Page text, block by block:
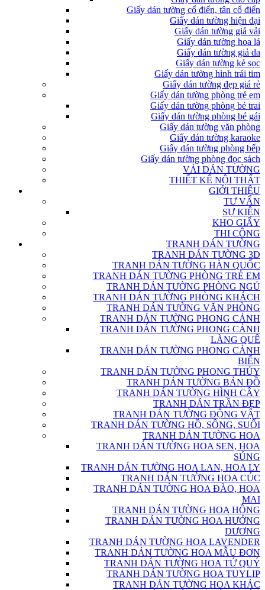
Giấy dán tường cổ điển, tân cổ điển
Giấy dán tường hiện đại
Giấy dán tường giả vải
Giấy dán tường hoa lá
Giấy dán tường giả da
Giấy dán tường kẻ sọc
Giấy dán tường hình trái tim
Giấy dán tường đẹp giá rẻ
Giấy dán tường phòng trẻ em
Giấy dán tường phòng bé trai
Giấy dán tường phòng bé gái
Giấy dán tường văn phòng
Giấy dán tường karaoke
Giấy dán tường phòng bếp
Giấy dán tường phòng đọc sách
VẢI DÁN TƯỜNG
THIẾT KẾ NỘI THẤT
GIỚI THIỆU
TƯ VẤN
SỰ KIỆN
KHO GIẤY
THI CÔNG
TRANH DÁN TƯỜNG
TRANH DÁN TƯỜNG 3D
TRANH DÁN TƯỜNG HÀN QUỐC
TRANH DÁN TƯỜNG PHÒNG TRẺ EM
TRANH DÁN TƯỜNG PHÒNG NGỦ
TRANH DÁN TƯỜNG PHÒNG KHÁCH
TRANH DÁN TƯỜNG VĂN PHÒNG
TRANH DÁN TƯỜNG PHONG CẢNH
TRANH DÁN TƯỜNG PHONG CẢNH
LÀNG QUÊ
TRANH DÁN TƯỜNG PHONG CẢNH
BIỂN
TRANH DÁN TƯỜNG PHONG THỦY
TRANH DÁN TƯỜNG BẢN ĐỒ
TRANH DÁN TƯỜNG HÌNH CÂY
TRANH DÁN TRẦN ĐẸP
TRANH DÁN TƯỜNG ĐỘNG VẬT
TRANH DÁN TƯỜNG HỒ, SÔNG, SUỐI
TRANH DÁN TƯỜNG HOA
TRANH DÁN TƯỜNG HOA SEN, HOA
SÚNG
TRANH DÁN TƯỜNG HOA LAN, HOA LY
TRANH DÁN TƯỜNG HOA CÚC
TRANH DÁN TƯỜNG HOA ĐÀO, HOA
MAI
TRANH DÁN TƯỜNG HOA HỒNG
TRANH DÁN TƯỜNG HOA HƯỚNG
DƯƠNG
TRANH DÁN TƯỜNG HOA LAVENDER
TRANH DÁN TƯỜNG HOA MẪU ĐƠN
TRANH DÁN TƯỜNG HOA TỨ QUÝ
TRANH DÁN TƯỜNG HOA TUYLIP
TRANH DÁN TƯỜNG HOA KHÁC